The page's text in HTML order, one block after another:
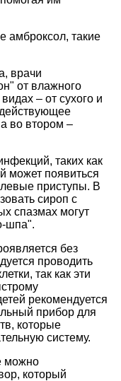
амброксол, такие
врачи
от влажного
– от сухого и
во втором –
таких как
может появиться
приступы. В
сироп с
спазмах могут
шпа".
без
проводить
так как эти
рекомендуется
прибор для
которые
систему.
можно
который